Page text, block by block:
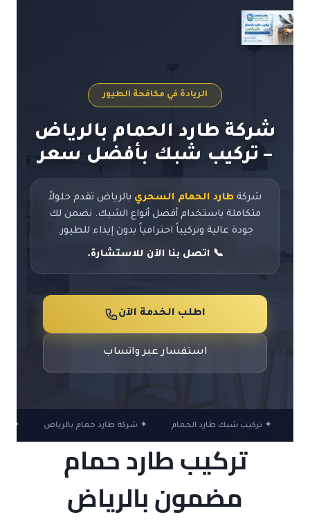
التجاوز
المحتوى
الريادة في مكافحة الطيور
شركة طارد الحمام بالرياض
– تركيب شبك بأفضل سعر
شركة طارد الحمام السحري بالرياض تقدم حلولاً
متكاملة باستخدام أفضل أنواع الشبك. نضمن لك
جودة عالية وتركيباً احترافياً بدون إيذاء للطيور.
📞 اتصل بنا الآن للاستشارة.
اطلب الخدمة الآن
استفسار عبر واتساب
✦ تركيب شبك طارد الحمام ✦ شركة طارد حمام بالرياض ✦
تركيب طارد حمام
مضمون بالرياض